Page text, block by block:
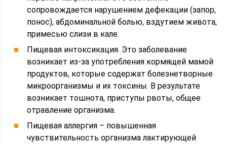
сопровождается нарушением дефекации (запор,
понос), абдоминальной болью, вздутием живота,
примесью слизи в кале.
Пищевая интоксикация. Это заболевание
возникает из-за употребления кормящей мамой
продуктов, которые содержат болезнетворные
микроорганизмы и их токсины. В результате
возникает тошнота, приступы рвоты, общее
отравление организма.
Пищевая аллергия – повышенная
чувствительность организма лактирующей